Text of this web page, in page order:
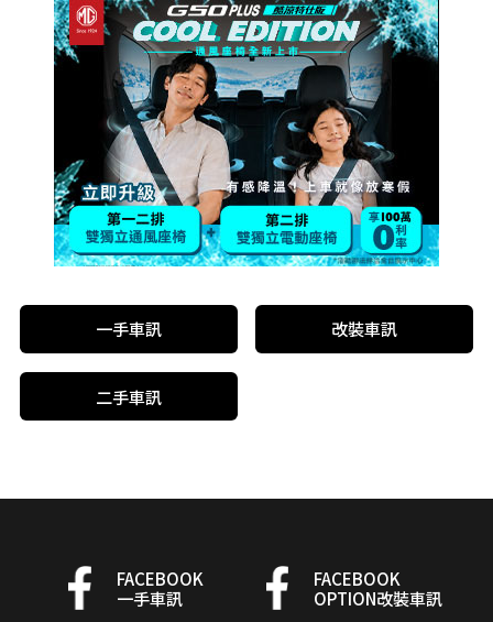
一手車訊 改裝車訊
二手車訊
FACEBOOK
一手車訊
FACEBOOK
OPTION改裝車訊